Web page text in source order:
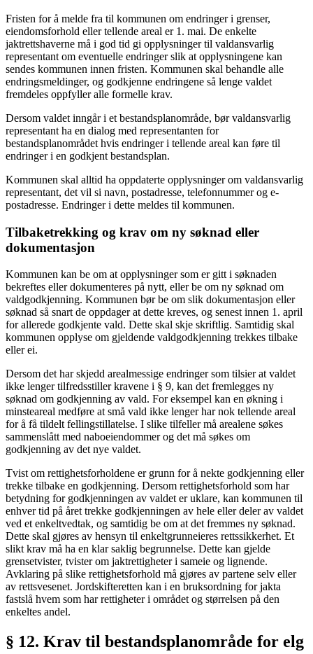
Fristen for å melde fra til kommunen om endringer i grenser,
eiendomsforhold eller tellende areal er 1. mai. De enkelte
jaktrettshaverne må i god tid gi opplysninger til valdansvarlig
representant om eventuelle endringer slik at opplysningene kan
sendes kommunen innen fristen. Kommunen skal behandle alle
endringsmeldinger, og godkjenne endringene så lenge valdet
fremdeles oppfyller alle formelle krav.
Dersom valdet inngår i et bestandsplanområde, bør valdansvarlig
representant ha en dialog med representanten for
bestandsplanområdet hvis endringer i tellende areal kan føre til
endringer i en godkjent bestandsplan.
Kommunen skal alltid ha oppdaterte opplysninger om valdansvarlig
representant, det vil si navn, postadresse, telefonnummer og e-
postadresse. Endringer i dette meldes til kommunen.
Tilbaketrekking og krav om ny søknad eller
dokumentasjon
Kommunen kan be om at opplysninger som er gitt i søknaden
bekreftes eller dokumenteres på nytt, eller be om ny søknad om
valdgodkjenning. Kommunen bør be om slik dokumentasjon eller
søknad så snart de oppdager at dette kreves, og senest innen 1. april
for allerede godkjente vald. Dette skal skje skriftlig. Samtidig skal
kommunen opplyse om gjeldende valdgodkjenning trekkes tilbake
eller ei.
Dersom det har skjedd arealmessige endringer som tilsier at valdet
ikke lenger tilfredsstiller kravene i § 9, kan det fremlegges ny
søknad om godkjenning av vald. For eksempel kan en økning i
minsteareal medføre at små vald ikke lenger har nok tellende areal
for å få tildelt fellingstillatelse. I slike tilfeller må arealene søkes
sammenslått med naboeiendommer og det må søkes om
godkjenning av det nye valdet.
Tvist om rettighetsforholdene er grunn for å nekte godkjenning eller
trekke tilbake en godkjenning. Dersom rettighetsforhold som har
betydning for godkjenningen av valdet er uklare, kan kommunen til
enhver tid på året trekke godkjenningen av hele eller deler av valdet
ved et enkeltvedtak, og samtidig be om at det fremmes ny søknad.
Dette skal gjøres av hensyn til enkeltgrunneieres rettssikkerhet. Et
slikt krav må ha en klar saklig begrunnelse. Dette kan gjelde
grensetvister, tvister om jaktrettigheter i sameie og lignende.
Avklaring på slike rettighetsforhold må gjøres av partene selv eller
av rettsvesenet. Jordskifteretten kan i en bruksordning for jakta
fastslå hvem som har rettigheter i området og størrelsen på den
enkeltes andel.
§ 12. Krav til bestandsplanområde for elg